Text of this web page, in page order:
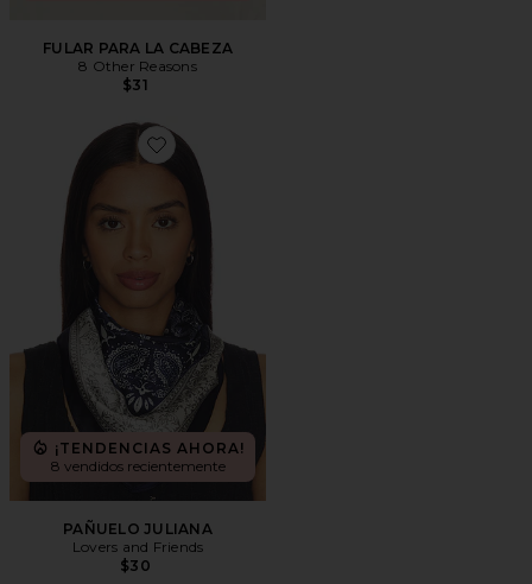
FULAR PARA LA CABEZA
8 Other Reasons
$31
Favorite PAÑUELO JULIANA
¡TENDENCIAS AHORA!
8 vendidos recientemente
PAÑUELO JULIANA
Lovers and Friends
$30